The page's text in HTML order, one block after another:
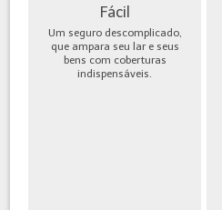
Fácil
Um seguro descomplicado,
que ampara seu lar e seus
bens com coberturas
indispensáveis.